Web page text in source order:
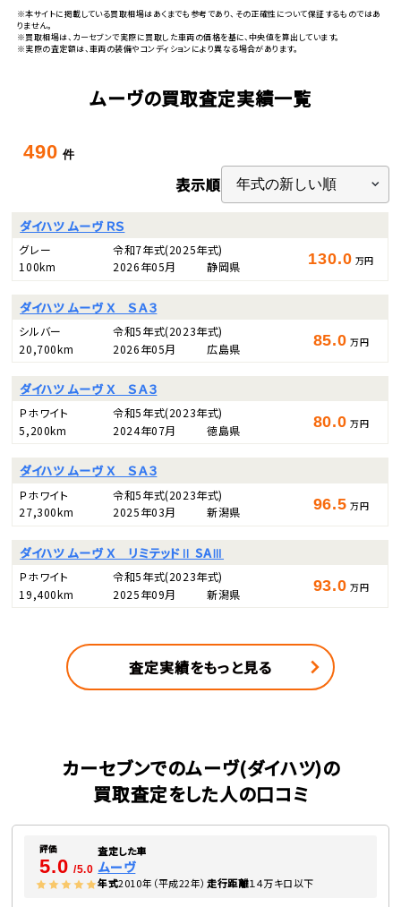
※本サイトに掲載している買取相場はあくまでも参考であり、その正確性について保証するものではあ
りません。
※買取相場は、カーセブンで実際に買取した車両の価格を基に、中央値を算出しています。
※実際の査定額は、車両の装備やコンディションにより異なる場合があります。
ムーヴの買取査定実績一覧
490 件
表示順
ダイハツ ムーヴ ＲＳ
グレー 令和7年式(2025年式)
100km
2026年05月 静岡県 130.0 万円
ダイハツ ムーヴ Ｘ ＳＡ３
シルバー 令和5年式(2023年式)
20,700km
2026年05月 広島県 85.0 万円
ダイハツ ムーヴ Ｘ ＳＡ３
Ｐホワイト 令和5年式(2023年式)
5,200km
2024年07月 徳島県 80.0 万円
ダイハツ ムーヴ Ｘ ＳＡ３
Ｐホワイト 令和5年式(2023年式)
27,300km
2025年03月 新潟県 96.5 万円
ダイハツ ムーヴ Ｘ リミテッドⅡ SAⅢ
Ｐホワイト 令和5年式(2023年式)
19,400km
2025年09月 新潟県 93.0 万円
査定実績をもっと見る
カーセブンでのムーヴ(ダイハツ)の
買取査定をした人の口コミ
評価
5.0 /5.0
査定した車
ムーヴ
年式2010年（平成22年） 走行距離１４万キロ以下